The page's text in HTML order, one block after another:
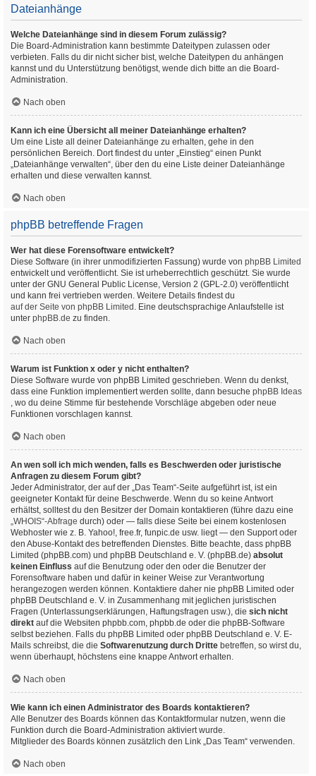
Dateianhänge
Welche Dateianhänge sind in diesem Forum zulässig?
Die Board-Administration kann bestimmte Dateitypen zulassen oder
verbieten. Falls du dir nicht sicher bist, welche Dateitypen du anhängen
kannst und du Unterstützung benötigst, wende dich bitte an die Board-
Administration.
Nach oben
Kann ich eine Übersicht all meiner Dateianhänge erhalten?
Um eine Liste all deiner Dateianhänge zu erhalten, gehe in den
persönlichen Bereich. Dort findest du unter „Einstieg“ einen Punkt
„Dateianhänge verwalten“, über den du eine Liste deiner Dateianhänge
erhalten und diese verwalten kannst.
Nach oben
phpBB betreffende Fragen
Wer hat diese Forensoftware entwickelt?
Diese Software (in ihrer unmodifizierten Fassung) wurde von phpBB Limited
entwickelt und veröffentlicht. Sie ist urheberrechtlich geschützt. Sie wurde
unter der GNU General Public License, Version 2 (GPL-2.0) veröffentlicht
und kann frei vertrieben werden. Weitere Details findest du
auf der Seite von phpBB Limited . Eine deutschsprachige Anlaufstelle ist
unter phpBB.de zu finden.
Nach oben
Warum ist Funktion x oder y nicht enthalten?
Diese Software wurde von phpBB Limited geschrieben. Wenn du denkst,
dass eine Funktion implementiert werden sollte, dann besuche phpBB Ideas
, wo du deine Stimme für bestehende Vorschläge abgeben oder neue
Funktionen vorschlagen kannst.
Nach oben
An wen soll ich mich wenden, falls es Beschwerden oder juristische
Anfragen zu diesem Forum gibt?
Jeder Administrator, der auf der „Das Team“-Seite aufgeführt ist, ist ein
geeigneter Kontakt für deine Beschwerde. Wenn du so keine Antwort
erhältst, solltest du den Besitzer der Domain kontaktieren (führe dazu eine
„WHOIS“-Abfrage durch) oder — falls diese Seite bei einem kostenlosen
Webhoster wie z. B. Yahoo!, free.fr, funpic.de usw. liegt — den Support oder
den Abuse-Kontakt des betreffenden Dienstes. Bitte beachte, dass phpBB
Limited (phpBB.com) und phpBB Deutschland e. V. (phpBB.de) absolut
keinen Einfluss auf die Benutzung oder den oder die Benutzer der
Forensoftware haben und dafür in keiner Weise zur Verantwortung
herangezogen werden können. Kontaktiere daher nie phpBB Limited oder
phpBB Deutschland e. V. in Zusammenhang mit jeglichen juristischen
Fragen (Unterlassungserklärungen, Haftungsfragen usw.), die sich nicht
direkt auf die Websiten phpbb.com, phpbb.de oder die phpBB-Software
selbst beziehen. Falls du phpBB Limited oder phpBB Deutschland e. V. E-
Mails schreibst, die die Softwarenutzung durch Dritte betreffen, so wirst du,
wenn überhaupt, höchstens eine knappe Antwort erhalten.
Nach oben
Wie kann ich einen Administrator des Boards kontaktieren?
Alle Benutzer des Boards können das Kontaktformular nutzen, wenn die
Funktion durch die Board-Administration aktiviert wurde.
Mitglieder des Boards können zusätzlich den Link „Das Team“ verwenden.
Nach oben